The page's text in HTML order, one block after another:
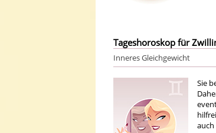
Tageshoroskop für
Inneres Gleichgewicht
Sie
auch